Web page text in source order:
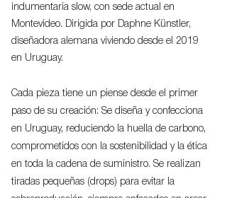
indumentaria slow, con sede actual en
Montevideo. Dirigida por Daphne Künstler,
diseñadora alemana viviendo desde el 2019
en Uruguay.
Cada pieza tiene un piense desde el primer
paso de su creación: Se diseña y confecciona
en Uruguay, reduciendo la huella de carbono,
comprometidos con la sostenibilidad y la ética
en toda la cadena de suministro. Se realizan
tiradas pequeñas (drops) para evitar la